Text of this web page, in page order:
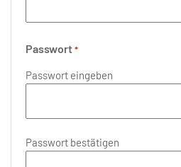
Passwort *
Passwort eingeben
Passwort bestätigen